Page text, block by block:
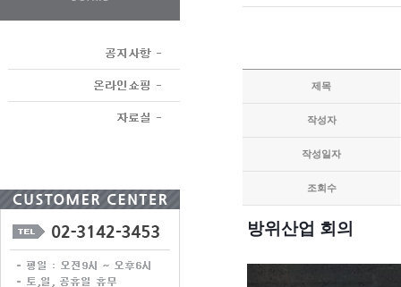
제목
작성자
작성일자
조회수
방위산업 회의